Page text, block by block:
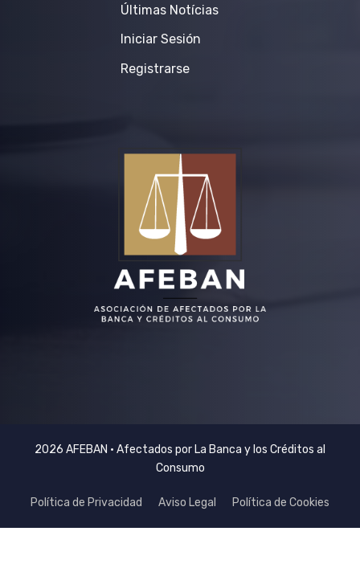
Últimas Notícias
Iniciar Sesión
Registrarse
2026 AFEBAN • Afectados por La Banca y los Créditos al
Consumo
Política de Privacidad Aviso Legal Política de Cookies